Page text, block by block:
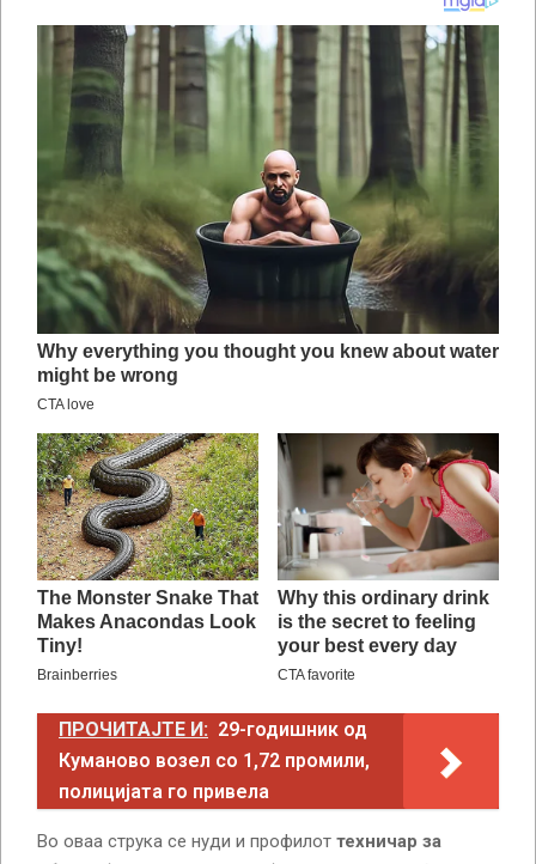
ПРОЧИТАЈТЕ И: 29-годишник од
Куманово возел со 1,72 промили,
полицијата го привела
Во оваа струка се нуди и профилот техничар за